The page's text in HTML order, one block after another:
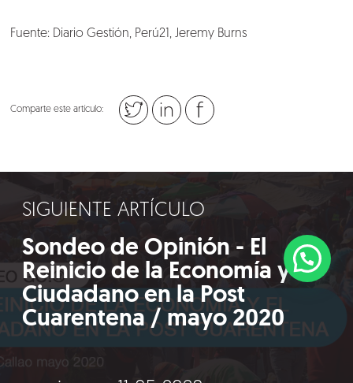
©2018 IMA GO!
Fuente: Diario Gestión, Perú21, Jeremy Burns
Comparte este artículo:
SIGUIENTE ARTÍCULO
Sondeo de Opinión - El
Reinicio de la Economía y el
Ciudadano en la Post
Cuarentena / mayo 2020